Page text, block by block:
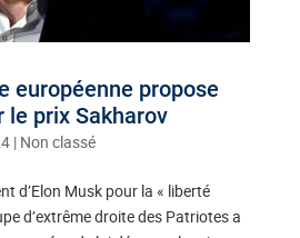
européenne propose
le prix Sakharov
| Non classé
d’Elon Musk pour la « liberté
d’extrême droite des Patriotes a